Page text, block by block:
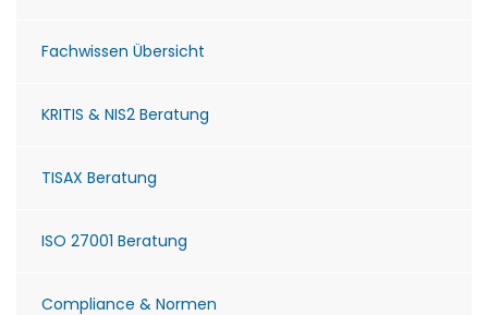
Fachwissen Übersicht
KRITIS & NIS2 Beratung
TISAX Beratung
ISO 27001 Beratung
Compliance & Normen